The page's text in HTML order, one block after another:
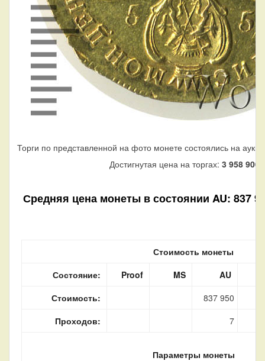
Торги по представленной на фото монете состоялись на
Достигнутая цена на торгах: 3 958 900
Средняя цена монеты в состоянии AU: 837
Стоимость монеты
Состояние:
Proof MS AU
Стоимость:
837 950
Проходов:
7
Параметры монеты